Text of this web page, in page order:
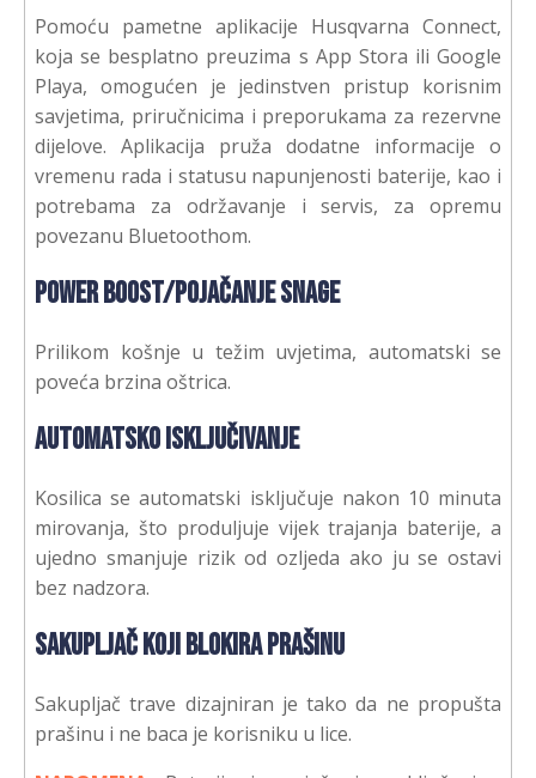
Pomoću pametne aplikacije Husqvarna Connect,
koja se besplatno preuzima s App Stora ili Google
Playa, omogućen je jedinstven pristup korisnim
savjetima, priručnicima i preporukama za rezervne
dijelove. Aplikacija pruža dodatne informacije o
vremenu rada i statusu napunjenosti baterije, kao i
potrebama za održavanje i servis, za opremu
povezanu Bluetoothom.
Power Boost/Pojačanje snage
Prilikom košnje u težim uvjetima, automatski se
poveća brzina oštrica.
Automatsko isključivanje
Kosilica se automatski isključuje nakon 10 minuta
mirovanja, što produljuje vijek trajanja baterije, a
ujedno smanjuje rizik od ozljeda ako ju se ostavi
bez nadzora.
Sakupljač koji blokira prašinu
Sakupljač trave dizajniran je tako da ne propušta
prašinu i ne baca je korisniku u lice.